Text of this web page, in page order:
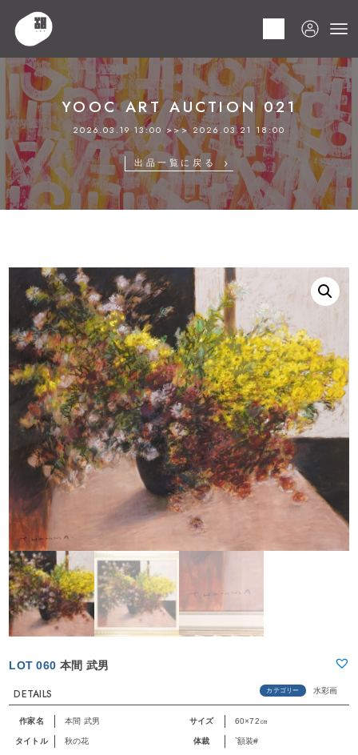
HOME
YOOC ART AUCTION 021
2026.03.19 13:00 >>> 2026.03.21 18:00
出品一覧に戻る
LOT 060 本間 武男
DETAILS カテゴリー 水彩画
作家名 本間 武男 サイズ 60×72㎝
タイトル 秋の花 体裁 `額装#